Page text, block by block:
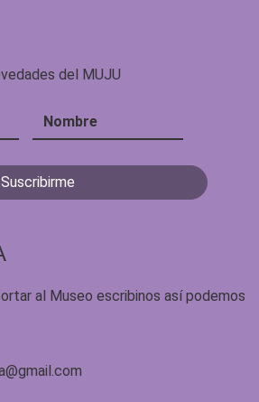
del MUJU
al Museo escribinos así podemos